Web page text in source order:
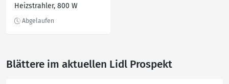
Heizstrahler, 800 W
Blättere im aktuellen Lidl Prospekt